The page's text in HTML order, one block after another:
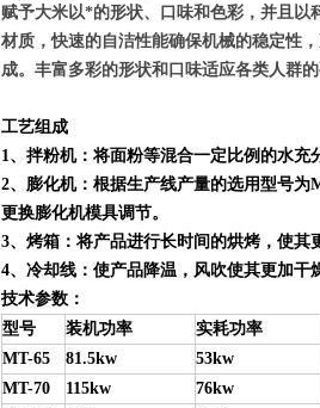
赋予大米以*的形状、口味和色彩，并且以
材质，快速的自洁性能确保机械的稳定性
成。丰富多彩的形状和口味适应各类人群
工艺组成
1、拌粉机：将面粉等混合一定比例的水充
2、膨化机：根据生产线产量的选用型号
更换膨化机模具调节。
3、 烤箱 ：将产品进行长时间的烘烤，使其
4、冷却线：使产品降温，风吹使其更加干
技术参数：
型号
装机功率 实耗功率
MT-65
81.5kw 53kw
MT-70
115kw 76kw